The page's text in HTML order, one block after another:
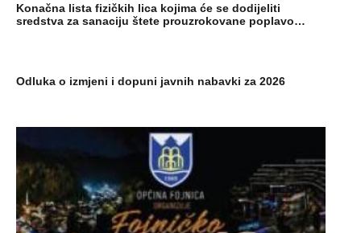
Konačna lista fizičkih lica kojima će se dodijeliti
sredstva za sanaciju štete prouzrokovane poplavo…
Odluka o izmjeni i dopuni javnih nabavki za 2026